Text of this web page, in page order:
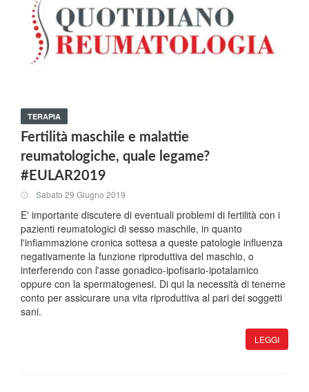
TERAPIA
Fertilità maschile e malattie
reumatologiche, quale legame?
#EULAR2019
Sabato 29 Giugno 2019
E' importante discutere di eventuali problemi di fertilità con i
pazienti reumatologici di sesso maschile, in quanto
l'infiammazione cronica sottesa a queste patologie influenza
negativamente la funzione riproduttiva del maschio, o
interferendo con l'asse gonadico-ipofisario-ipotalamico
oppure con la spermatogenesi. Di qui la necessità di tenerne
conto per assicurare una vita riproduttiva al pari dei soggetti
sani.
LEGGI